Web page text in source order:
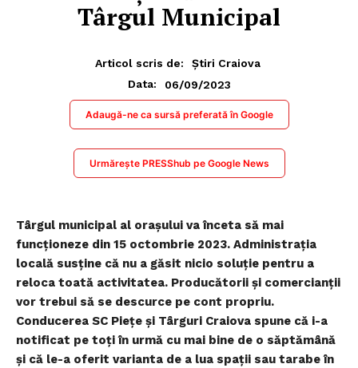
Târgul Municipal
Articol scris de:
Știri Craiova
Data:
06/09/2023
Adaugă-ne ca sursă preferată în Google
Urmărește PRESShub pe Google News
Târgul municipal al orașului va înceta să mai
funcționeze din 15 octombrie 2023. Administrația
locală susține că nu a găsit nicio soluție pentru a
reloca toată activitatea. Producătorii și comercianții
vor trebui să se descurce pe cont propriu.
Conducerea SC Piețe și Târguri Craiova spune că i-a
notificat pe toți în urmă cu mai bine de o săptămână
și că le-a oferit varianta de a lua spații sau tarabe în